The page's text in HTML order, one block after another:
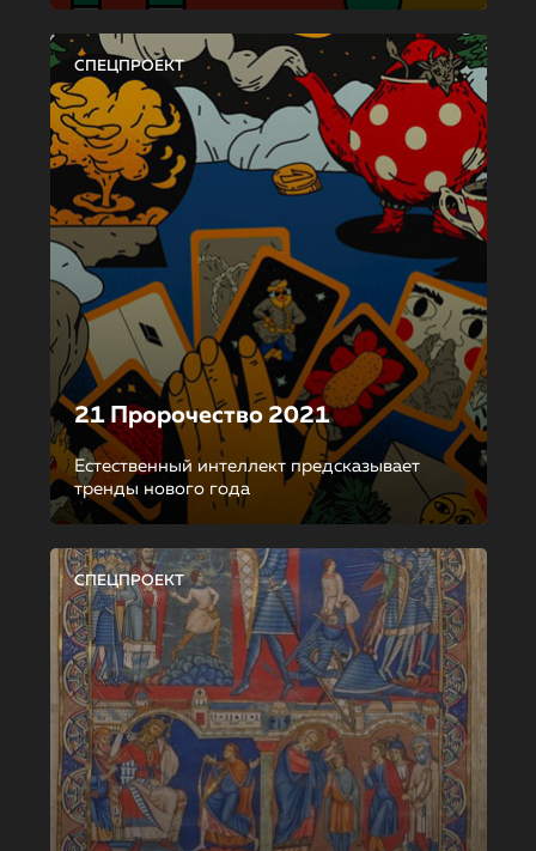
СПЕЦПРОЕКТ
21 Пророчество 2021
Естественный интеллект предсказывает
тренды нового года
СПЕЦПРОЕКТ